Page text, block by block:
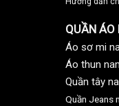
QUẦN ÁO
Áo sơ mi
Áo thun
Quần tây
Quần Jeans